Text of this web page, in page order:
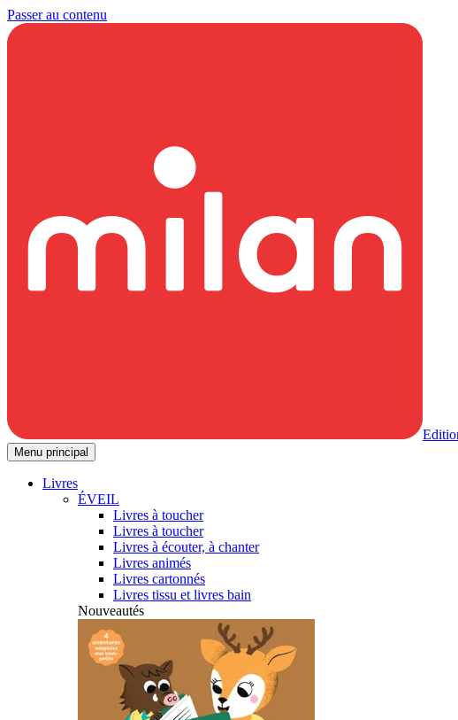
Passer au contenu
Menu principal
Livres
ÉVEIL
Livres à toucher
Livres à toucher
Livres à écouter, à chanter
Livres animés
Livres cartonnés
Livres tissu et livres bain
Nouveautés